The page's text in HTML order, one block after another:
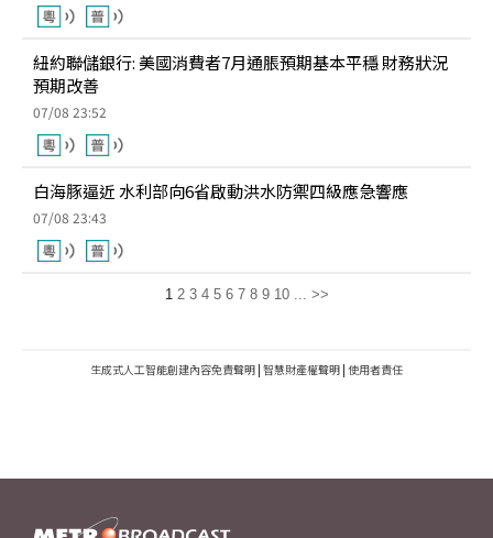
紐約聯儲銀行: 美國消費者7月通脹預期基本平穩 財務狀況
預期改善
07/08 23:52
白海豚逼近 水利部向6省啟動洪水防禦四級應急響應
07/08 23:43
1 2 3 4 5 6 7 8 9 10 ... >>
生成式人工智能創建內容免責聲明 | 智慧財產權聲明 | 使用者責任